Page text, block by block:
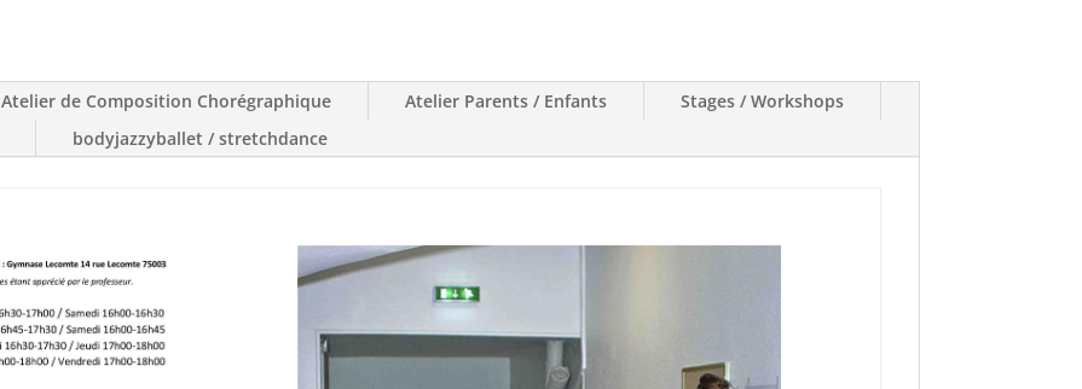
Atelier de Composition Chorégraphique Atelier Parents / Enfants
Stages / Workshops
bodyjazzyballet / stretchdance